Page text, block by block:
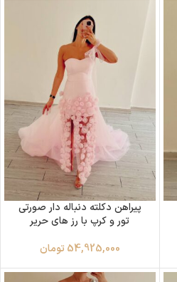
پیراهن دکلته دنباله دار صورتی
تور و کرپ با رز های حریر
54,925,000 تومان